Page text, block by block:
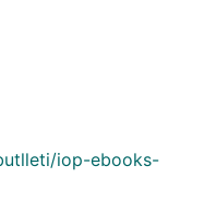
iop-ebooks-